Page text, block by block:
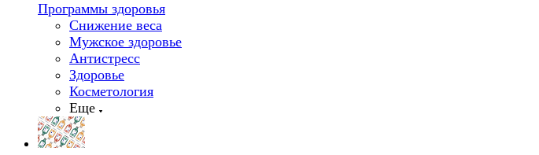
Программы здоровья
Снижение веса
Мужское здоровье
Антистресс
Здоровье
Косметология
Еще